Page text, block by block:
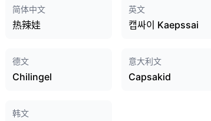
简体中文
热辣娃
英文
캡싸이 Kaepssai
德文
Chilingel
意大利文
Capsakid
韩文